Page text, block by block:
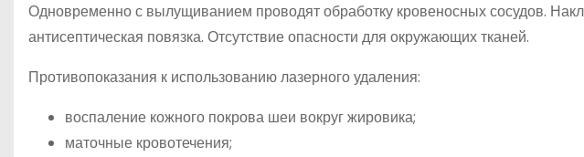
Одновременно с вылущиванием проводят обработку кровеносных сосудов.
антисептическая повязка. Отсутствие опасности для окружающих тканей.
Противопоказания к использованию лазерного удаления:
воспаление кожного покрова шеи вокруг жировика;
маточные кровотечения;